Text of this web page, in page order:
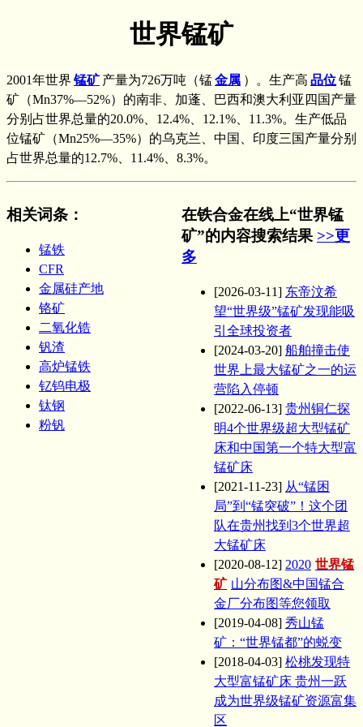
世界锰矿
2001年世界 锰矿 产量为726万吨（锰金属 ）。生产高 品位锰
矿（Mn37%—52%）的南非、加蓬、巴西和澳大利亚四国产量
分别占世界总量的20.0%、12.4%、12.1%、11.3%。生产低品
位锰矿（Mn25%—35%）的乌克兰、中国、印度三国产量分别
占世界总量的12.7%、11.4%、8.3%。
相关词条 ：
锰铁
CFR
金属硅产地
铬矿
二氧化锆
钒渣
高炉锰铁
钇钨电极
钛钢
粉钒
在铁合金在线上“世界锰
矿”的内容搜索结果 >>更
多
[2026-03-11] 东帝汶希
望“世界级”锰矿发现能吸
引全球投资者
[2024-03-20] 船舶撞击使
世界上最大锰矿之一的运
营陷入停顿
[2022-06-13] 贵州铜仁探
明4个世界级超大型锰矿
床和中国第一个特大型富
锰矿床
[2021-11-23] 从“锰困
局”到“锰突破”！这个团
队在贵州找到3个世界超
大锰矿床
[2020-08-12] 2020 世界锰
矿 山分布图&中国锰合
金厂分布图等您领取
[2019-04-08] 秀山锰
矿：“世界锰都”的蜕变
[2018-04-03] 松桃发现特
大型富锰矿床 贵州一跃
成为世界级锰矿资源富集
区